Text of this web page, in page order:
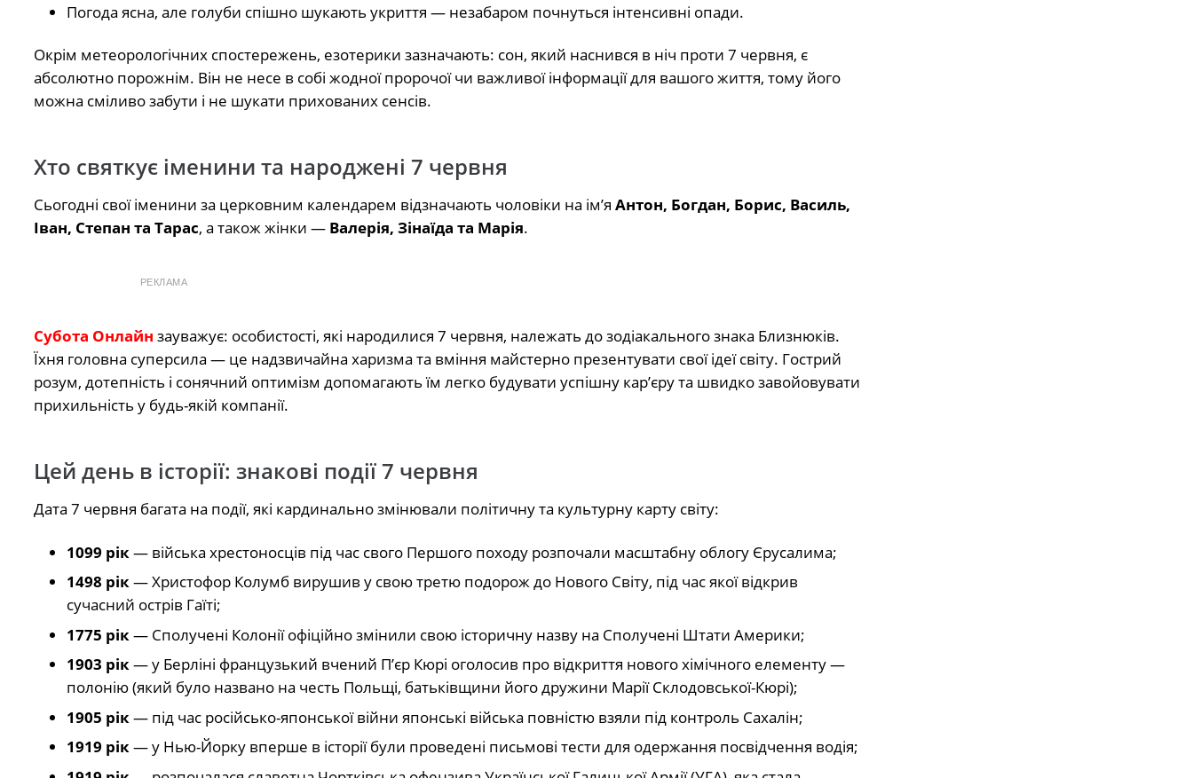
Погода ясна, але голуби спішно шукають укриття — незабаром почнуться інтенсивні опади.
Окрім метеорологічних спостережень, езотерики зазначають: сон, який наснився в ніч проти 7 червня, є
абсолютно порожнім. Він не несе в собі жодної пророчої чи важливої інформації для вашого життя, тому його
можна сміливо забути і не шукати прихованих сенсів.
Хто святкує іменини та народжені 7 червня
Сьогодні свої іменини за церковним календарем відзначають чоловіки на ім’я Антон, Богдан, Борис, Василь,
Іван, Степан та Тарас, а також жінки — Валерія, Зінаїда та Марія.
РЕКЛАМА
Субота Онлайн зауважує: особистості, які народилися 7 червня, належать до зодіакального знака Близнюків.
Їхня головна суперсила — це надзвичайна харизма та вміння майстерно презентувати свої ідеї світу. Гострий
розум, дотепність і сонячний оптимізм допомагають їм легко будувати успішну кар’єру та швидко завойовувати
прихильність у будь-якій компанії.
Цей день в історії: знакові події 7 червня
Дата 7 червня багата на події, які кардинально змінювали політичну та культурну карту світу:
1099 рік — війська хрестоносців під час свого Першого походу розпочали масштабну облогу Єрусалима;
1498 рік— Христофор Колумб вирушив у свою третю подорож до Нового Світу, під час якої відкрив
сучасний острів Гаїті;
1775 рік — Сполучені Колонії офіційно змінили свою історичну назву на Сполучені Штати Америки;
1903 рік— у Берліні французький вчений П’єр Кюрі оголосив про відкриття нового хімічного елементу —
полонію (який було названо на честь Польщі, батьківщини його дружини Марії Склодовської-Кюрі);
1905 рік — під час російсько-японської війни японські війська повністю взяли під контроль Сахалін;
1919 рік— у Нью-Йорку вперше в історії були проведені письмові тести для одержання посвідчення водія;